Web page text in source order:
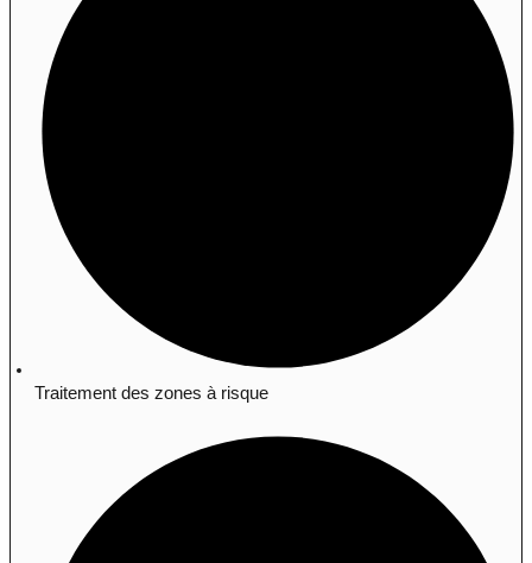
Traitement des zones à risque